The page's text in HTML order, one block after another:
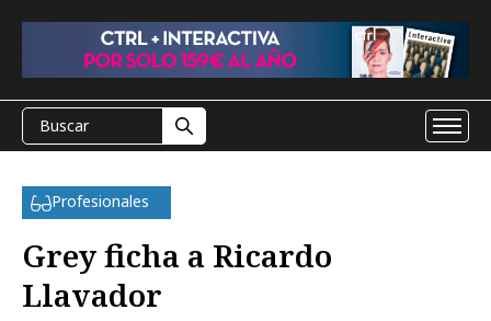
Profesionales
Grey ficha a Ricardo
Llavador